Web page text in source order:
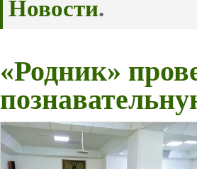
Новости.
«Родник»